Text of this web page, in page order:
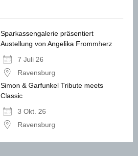
Sparkassengalerie präsentiert
Austellung von Angelika Frommherz
7 Juli 26
Ravensburg
Simon & Garfunkel Tribute meets
Classic
3 Okt. 26
Ravensburg